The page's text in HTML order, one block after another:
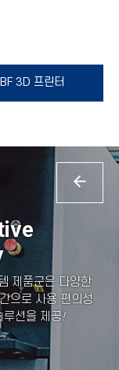
3D 프린터
제품군은 다양한
으로 사용 편의성
션을 제공!